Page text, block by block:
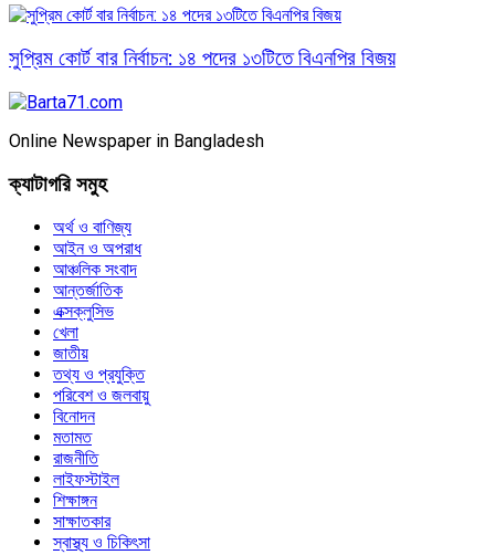
সুপ্রিম কোর্ট বার নির্বাচন: ১৪ পদের ১৩টিতে বিএনপির বিজয়
Online Newspaper in Bangladesh
ক্যাটাগরি সমুহ
অর্থ ও বাণিজ্য
আইন ও অপরাধ
আঞ্চলিক সংবাদ
আন্তর্জাতিক
এক্সক্লুসিভ
খেলা
জাতীয়
তথ্য ও প্রযুক্তি
পরিবেশ ও জলবায়ু
বিনোদন
মতামত
রাজনীতি
লাইফস্টাইল
শিক্ষাঙ্গন
সাক্ষাতকার
স্বাস্থ্য ও চিকিৎসা